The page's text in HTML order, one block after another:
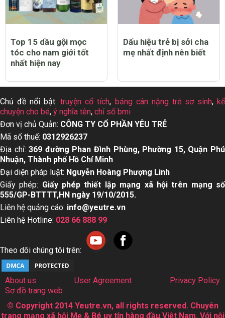
Top 15 dầu gội mọc
tóc cho nam giới tốt
nhất hiện nay
Dấu hiệu trẻ bị sởi cha
mẹ nhất định nên biết
Chủ đề nổi bật:truyện cổ tích, bảng cân nặng trẻ sơ sinh,kể
chuyện cho bé, ý nghĩa tên, chỉ số bmi
Đơn vị chủ Quản: CÔNG TY CỔ PHẦN YÊU TRẺ
Mã số thuế: 0312926237
Địa chỉ:369 đường Phan Đình Phùng, Phường 15, Quận Phú
Nhuận, Thành phố Hồ Chí Minh
Đại diện pháp luật: Nguyễn Hoàng Phượng Linh
Giấy phép: Giấy phép thiết lập mạng xã hội trên mạng số
555/GP-BTTTT,HN ngày 19/10/2015.
Liên hệ quảng cáo: info@yeutre.vn
Liên hệ Hotline: 028 66 888 99
Theo dõi chúng tôi trên:
About us User Agreement
Privacy Policy
Sơ đồ trang web
© Copyright 2014 Yeutre.vn, all rights reserved. Chuyên
trang mạng xã hội Mẹ & Bé uy tín hàng đầu Việt Nam. Với nội